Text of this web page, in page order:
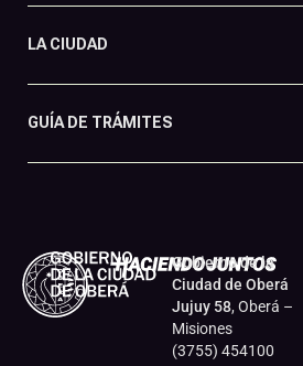
LA CIUDAD
GUÍA DE TRÁMITES
Gobierno de la
Ciudad de Oberá
Jujuy 58, Oberá –
Misiones
(3755) 454100